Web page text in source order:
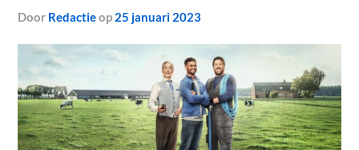
door Redactieop 25 januari 2023